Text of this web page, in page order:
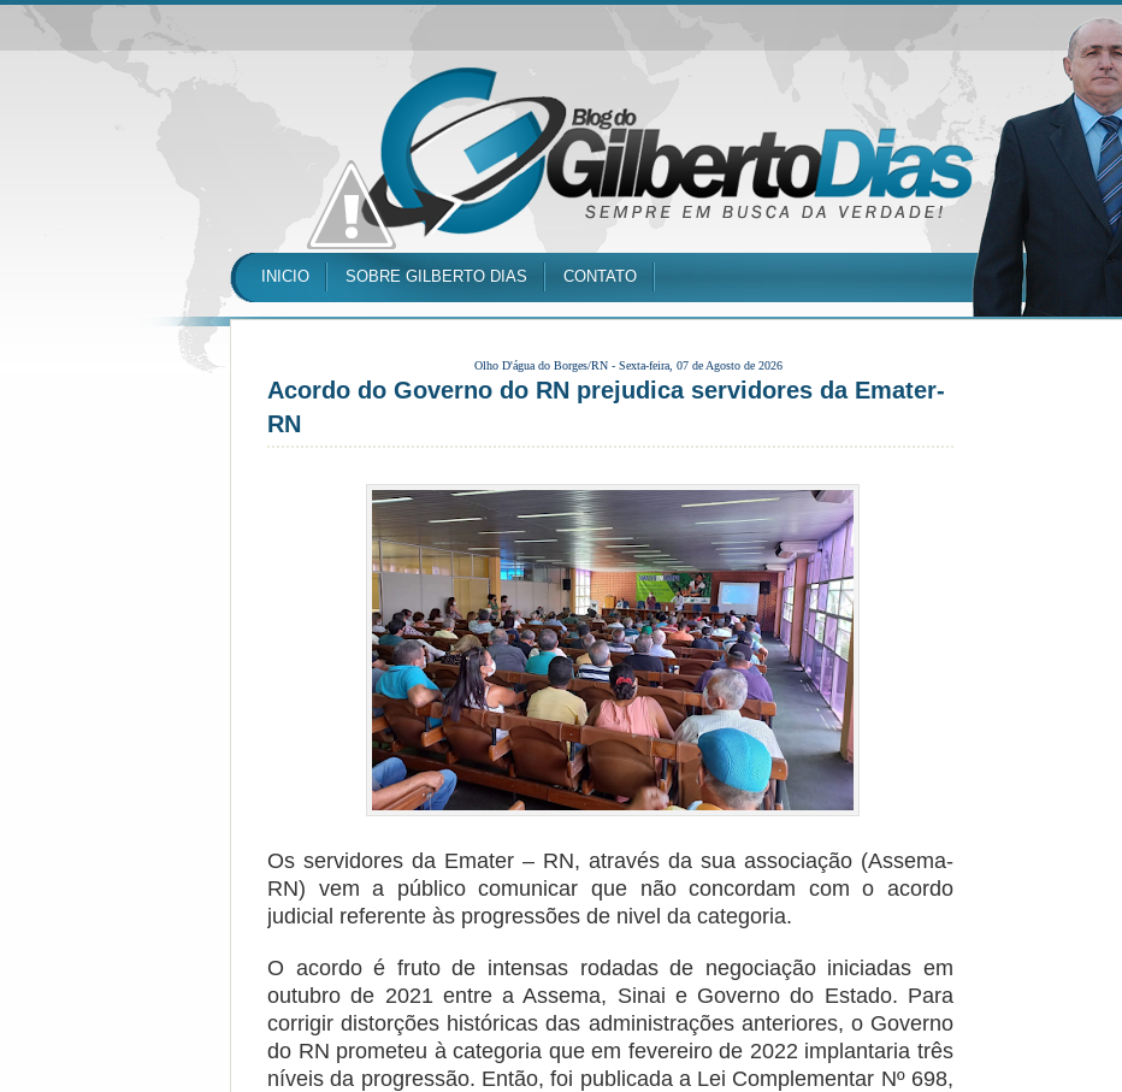
INICIO SOBRE GILBERTO DIAS CONTATO
Olho D'água do Borges/RN - Sexta-feira, 07 de Agosto de 2026
Acordo do Governo do RN prejudica servidores da Emater-
RN
Os servidores da Emater – RN, através da sua associação (Assema-
RN) vem a público comunicar que não concordam com o acordo
judicial referente às progressões de nivel da categoria.
O acordo é fruto de intensas rodadas de negociação iniciadas em
outubro de 2021 entre a Assema, Sinai e Governo do Estado. Para
corrigir distorções históricas das administrações anteriores, o Governo
do RN prometeu à categoria que em fevereiro de 2022 implantaria três
níveis da progressão. Então, foi publicada a Lei Complementar Nº 698,